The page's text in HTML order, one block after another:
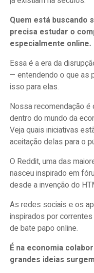
Quem está buscando
precisa estudar o
especialmente online.
Essa é a era da
— entendendo o que as
isso para elas.
Nossa recomendação
dentro do mundo da
Veja quais iniciativas
aceitação delas para o
O Reddit, uma das
nasceu inspirado em
desde a invenção do
As redes sociais e os
inspirados por
de bate papo online.
É na economia
grandes ideias